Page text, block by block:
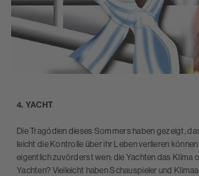
4. YACHT
Die Tragödien dieses Sommers haben gezeigt,
leicht die Kontrolle über ihr Leben verlieren
eigentlich zuvörderst wen: die Yachten das Klima
Yachten? Vielleicht haben Schauspieler und